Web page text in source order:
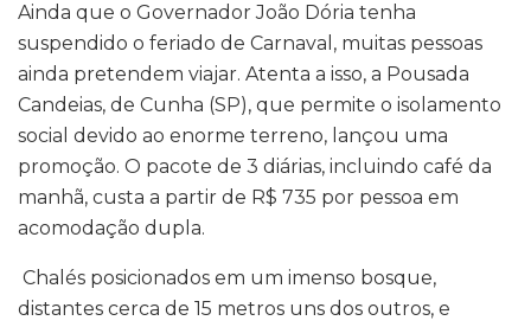
Ainda que o Governador João Dória tenha
suspendido o feriado de Carnaval, muitas pessoas
ainda pretendem viajar. Atenta a isso, a Pousada
Candeias, de Cunha (SP), que permite o isolamento
social devido ao enorme terreno, lançou uma
promoção. O pacote de 3 diárias, incluindo café da
manhã, custa a partir de R$ 735 por pessoa em
acomodação dupla.
Chalés posicionados em um imenso bosque,
distantes cerca de 15 metros uns dos outros, e